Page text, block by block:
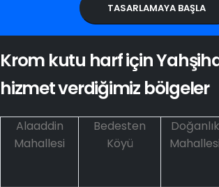
TASARLAMAYA BAŞLA
Krom kutu harf için
hizmet verdiğimiz bölgeler
Alaaddin
Mahallesi
Bedesten
Köyü
Doğanlık
Mahallesi